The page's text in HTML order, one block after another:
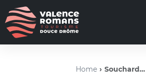
Home Souchard Fruits